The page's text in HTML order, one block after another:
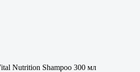
Nutrition Shampoo 300 мл